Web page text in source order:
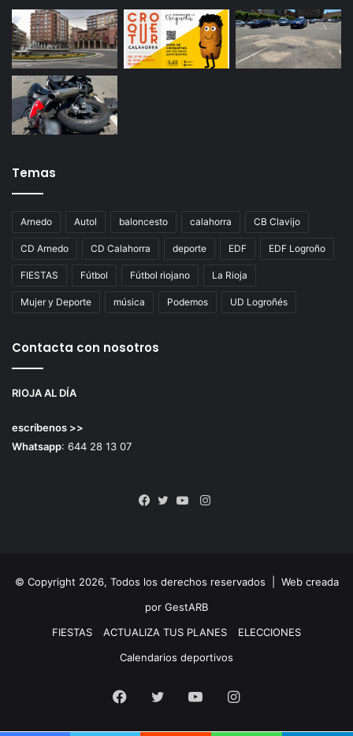
Temas
Arnedo Autol baloncesto calahorra CB Clavijo
CD Arnedo CD Calahorra deporte EDF EDF Logroño
FIESTAS Fútbol Fútbol riojano La Rioja
Mujer y Deporte música Podemos UD Logroñés
Contacta con nosotros
RIOJA AL DÍA
escríbenos >>
Whatsapp: 644 28 13 07
Instagram
© Copyright 2026, Todos los derechos reservados | Web creada
por GestARB
FIESTAS
ACTUALIZA TUS PLANES
ELECCIONES
Calendarios deportivos
Facebook
Twitter YouTubeInstagram